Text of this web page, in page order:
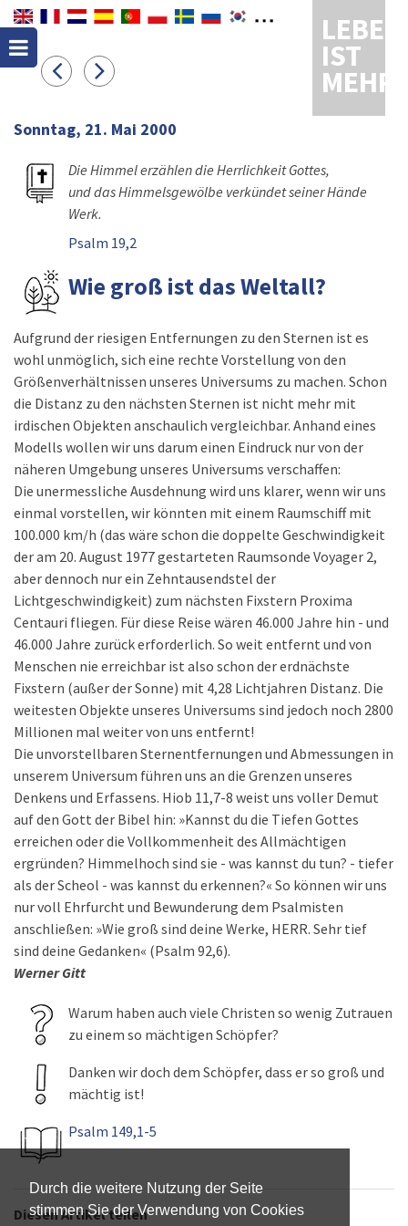
Durch die weitere Nutzung der Seite
stimmen Sie der Verwendung von Cookies
LEBEN
IST
MEHR
Sonntag, 21. Mai 2000
Die Himmel erzählen die Herrlichkeit Gottes,
und das Himmelsgewölbe verkündet seiner Hände
Werk.
Psalm 19,2
Wie groß ist das Weltall?
Aufgrund der riesigen Entfernungen zu den Sternen ist es
wohl unmöglich, sich eine rechte Vorstellung von den
Größenverhältnissen unseres Universums zu machen. Schon
die Distanz zu den nächsten Sternen ist nicht mehr mit
irdischen Objekten anschaulich vergleichbar. Anhand eines
Modells wollen wir uns darum einen Eindruck nur von der
näheren Umgebung unseres Universums verschaffen:
Die unermessliche Ausdehnung wird uns klarer, wenn wir uns
einmal vorstellen, wir könnten mit einem Raumschiff mit
100.000 km/h (das wäre schon die doppelte Geschwindigkeit
der am 20. August 1977 gestarteten Raumsonde Voyager 2,
aber dennoch nur ein Zehntausendstel der
Lichtgeschwindigkeit) zum nächsten Fixstern Proxima
Centauri fliegen. Für diese Reise wären 46.000 Jahre hin - und
46.000 Jahre zurück erforderlich. So weit entfernt und von
Menschen nie erreichbar ist also schon der erdnächste
Fixstern (außer der Sonne) mit 4,28 Lichtjahren Distanz. Die
weitesten Objekte unseres Universums sind jedoch noch 2800
Millionen mal weiter von uns entfernt!
Die unvorstellbaren Sternentfernungen und Abmessungen in
unserem Universum führen uns an die Grenzen unseres
Denkens und Erfassens. Hiob 11,7-8 weist uns voller Demut
auf den Gott der Bibel hin: »Kannst du die Tiefen Gottes
erreichen oder die Vollkommenheit des Allmächtigen
ergründen? Himmelhoch sind sie - was kannst du tun? - tiefer
als der Scheol - was kannst du erkennen?« So können wir uns
nur voll Ehrfurcht und Bewunderung dem Psalmisten
anschließen: »Wie groß sind deine Werke, HERR. Sehr tief
sind deine Gedanken« (Psalm 92,6).
Werner Gitt
Warum haben auch viele Christen so wenig Zutrauen
zu einem so mächtigen Schöpfer?
Danken wir doch dem Schöpfer, dass er so groß und
mächtig ist!
Psalm 149,1-5
Diesen Artikel teilen